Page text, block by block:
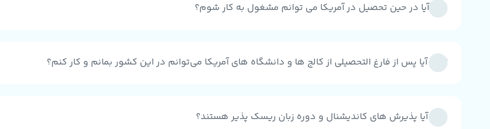
12 - آیا در حین تحصیل در آمریکا می توانم مشغول به کار شوم؟
13 - آیا پس از فارغ التحصیلی از کالج ها و دانشگاه های آمریکا می‌توانم در این کشور بمانم و کار کنم؟
14 - آیا پذیرش های کاندیشنال و دوره زبان ریسک پذیر هستند؟